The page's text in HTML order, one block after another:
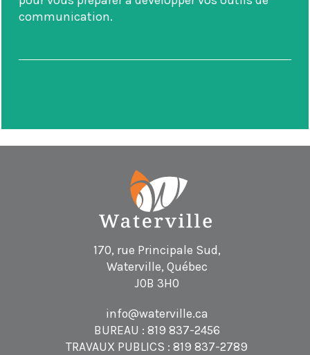
communication.
170, rue Principale Sud,
Waterville, Québec
J0B 3H0
info@waterville.ca
BUREAU : 819 837-2456
TRAVAUX PUBLICS : 819 837-2789